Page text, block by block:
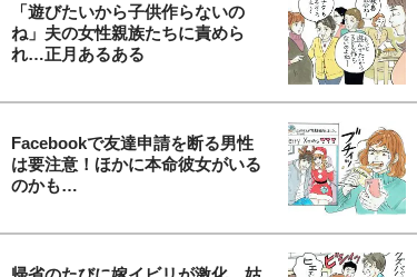
「遊びたいから子供作らないの
ね」夫の女性親族たちに責めら
れ…正月あるある
Facebookで友達申請を断る男性
は要注意！ほかに本命彼女がいる
のかも…